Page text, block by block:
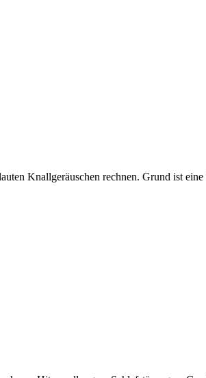
Knallgeräuschen rechnen. Grund ist